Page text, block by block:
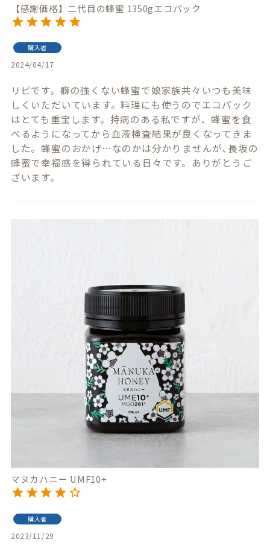
【感謝価格】二代目の蜂蜜 1350gエコパック
購入者
2024/04/17
リピです。癖の強くない蜂蜜で娘家族共々いつも美味
しくいただいています。料理にも使うのでエコパック
はとても重宝します。持病のある私ですが、蜂蜜を食
べるようになってから血液検査結果が良くなってきま
した。蜂蜜のおかげ…なのかは分かりませんが､長坂の
蜂蜜で幸福感を得られている日々です。ありがとうご
ざいます。
マヌカハニー UMF10+
購入者
2023/11/29